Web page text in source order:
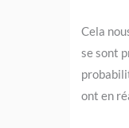
Cela
se sont
ont en